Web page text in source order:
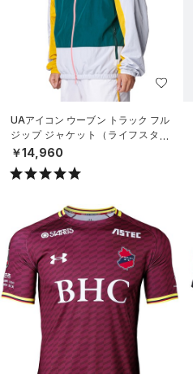
UAアイコン ウーブン トラック フル
ジップ ジャケット（ライフスタイ
ル/MEN）
￥14,960